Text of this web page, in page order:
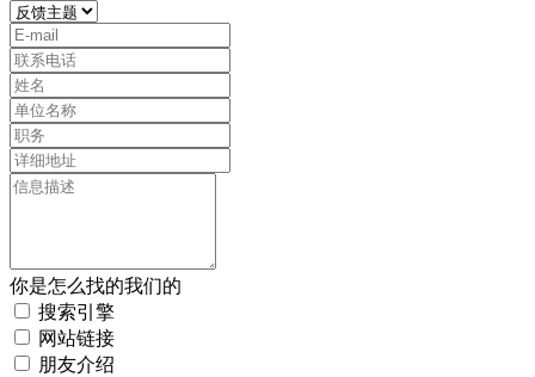
你是怎么找的我们的
搜索引擎
网站链接
朋友介绍